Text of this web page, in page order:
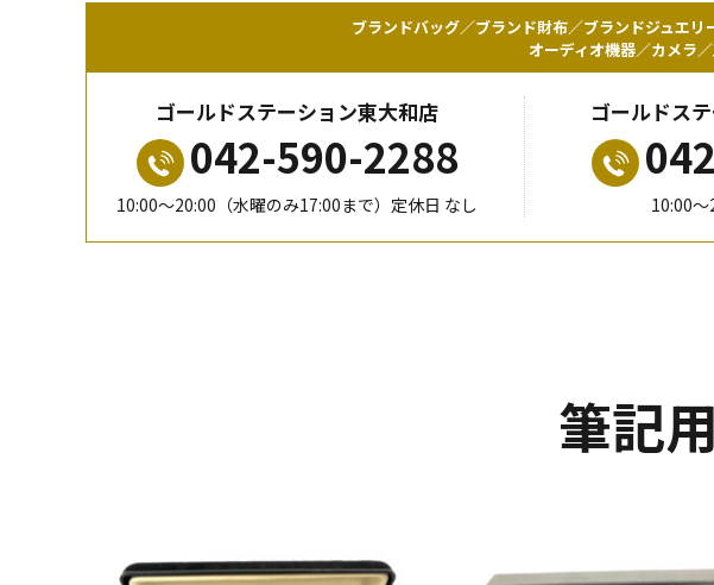
ブランドバッグ／ブランド財布／ブランドジュエ
オーディオ機器／カメラ
ゴールドステーション東大和店
042-590-2288
10:00〜20:00（水曜のみ17:00まで）定休日 なし
ゴールドス
10:00
筆記